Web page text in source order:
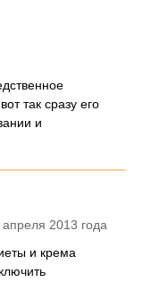
так сразу его
и
апреля 2013 года
и крема